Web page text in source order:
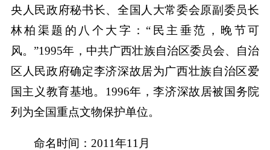
央人民政府秘书长、全国人大常委会原副委员长
林柏渠题的八个大字：“民主垂范，晚节可
风。”1995年，中共广西壮族自治区委员会、自治
区人民政府确定李济深故居为广西壮族自治区爱
国主义教育基地。1996年，李济深故居被国务院
列为全国重点文物保护单位。
命名时间：2011年11月